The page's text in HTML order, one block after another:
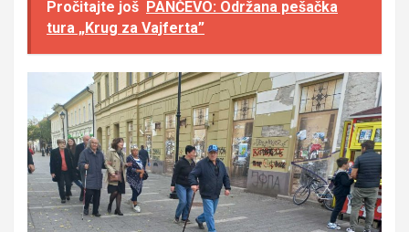
Pročitajte još PANČEVO: Održana pešačka
tura „Krug za Vajferta”